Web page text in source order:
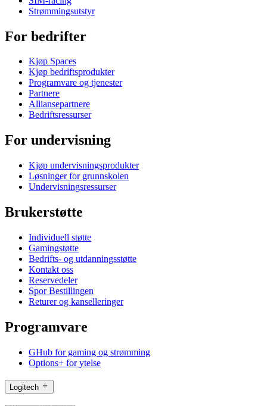
Strømmingsutstyr
For bedrifter
Kjøp Spaces
Kjøp bedriftsprodukter
Programvare og tjenester
Partnere
Alliansepartnere
Bedriftsressurser
For undervisning
Kjøp undervisningsprodukter
Løsninger for grunnskolen
Undervisningsressurser
Brukerstøtte
Individuell støtte
Gamingstøtte
Bedrifts- og utdanningsstøtte
Kontakt oss
Reservedeler
Spor Bestillingen
Returer og kanselleringer
Programvare
GHub for gaming og strømming
Options+ for ytelse
Logitech